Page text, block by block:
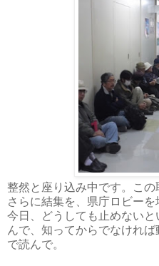
整然と座り込み中です。この
さらに結集を、県庁ロビーを
今日、どうしても止めない
んで、知ってからでなけれ
で読んで。